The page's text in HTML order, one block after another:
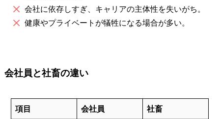
会社に依存しすぎ、キャリアの主体性を失いがち。
健康やプライベートが犠牲になる場合が多い。
会社員と社畜の違い
項目 会社員 社畜